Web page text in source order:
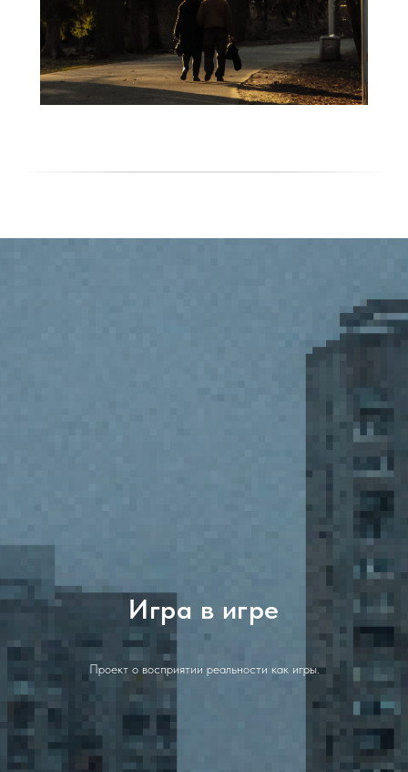
Игра в игре
Проект о восприятии реальности как игры.